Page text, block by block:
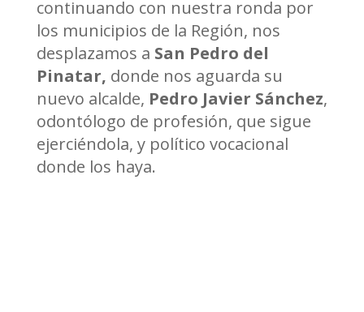
continuando con nuestra ronda por
los municipios de la Región, nos
desplazamos a San Pedro del
Pinatar, donde nos aguarda su
nuevo alcalde, Pedro Javier Sánchez,
odontólogo de profesión, que sigue
ejerciéndola, y político vocacional
donde los haya.